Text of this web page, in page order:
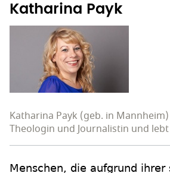
Katharina Payk
Katharina Payk (geb. in
Theologin und Journalistin und
Menschen, die aufgrund ihrer